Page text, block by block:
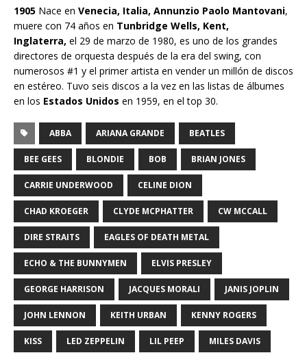
1905 Nace en Venecia, Italia, Annunzio Paolo Mantovani,
muere con 74 años en Tunbridge Wells, Kent,
Inglaterra, el 29 de marzo de 1980, es uno de los grandes
directores de orquesta después de la era del swing, con
numerosos #1 y el primer artista en vender un millón de discos
en estéreo. Tuvo seis discos a la vez en las listas de álbumes
en los Estados Unidos en 1959, en el top 30.
ABBA ARIANA GRANDE BEATLES
BEE GEES BLONDIE BOB BRIAN JONES
CARRIE UNDERWOOD CELINE DION
CHAD KROEGER CLYDE MCPHATTER CW MCCALL
DIRE STRAITS EAGLES OF DEATH METAL
ECHO & THE BUNNYMEN ELVIS PRESLEY
GEORGE HARRISON JACQUES MORALI JANIS JOPLIN
JOHN LENNON KEITH URBAN KENNY ROGERS
KISS LED ZEPPELIN LIL PEEP MILES DAVIS